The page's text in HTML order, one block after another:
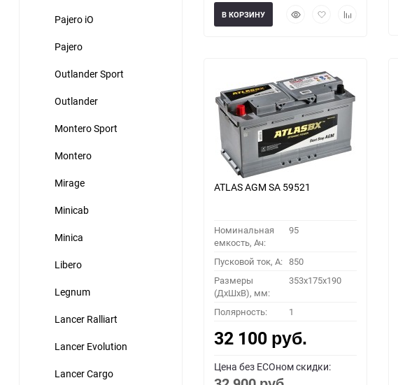
Pajero iO
Pajero
Outlander Sport
Outlander
Montero Sport
Montero
Mirage
Minicab
Minica
Libero
Legnum
Lancer Ralliart
Lancer Evolution
Lancer Cargo
БыстрыйДобавитьДобавить
В КОРЗИНУ
ATLAS AGM SA 59521
Номинальная
емкость, Ач:
95
Пусковой ток, A: 850
Размеры
(ДхШхВ), мм:
353x175x190
Полярность: 1
32 100 руб.
Цена без ECOном скидки: